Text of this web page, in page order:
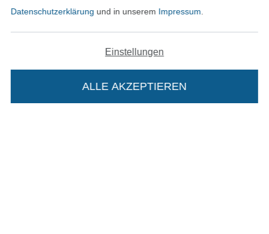
Finde mehr Inspiration
Datenschutzerklärung und in unserem Impressum
Einstellungen
ALLE AKZEPTIEREN